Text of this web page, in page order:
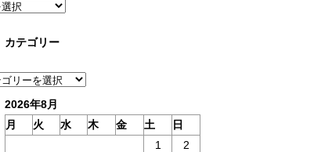
カテゴリー
2026年8月
月
火 水 木 金 土
日
1
2